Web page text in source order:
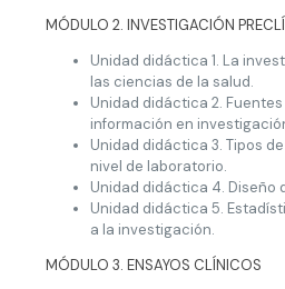
MÓDULO 2. INVESTIGACIÓN
Unidad didáctica 1. La
las ciencias de la salud.
Unidad didáctica 2. Fuentes
información en
Unidad didáctica 3. Tipos
nivel de laboratorio.
Unidad didáctica 4. Diseño
Unidad didáctica 5.
a la investigación.
MÓDULO 3. ENSAYOS CLÍNICOS